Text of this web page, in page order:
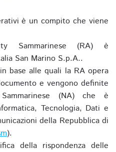
è un compito che viene
Sammarinese (RA) è
San Marino S.p.A..
base alle quali la RA opera
e vengono definite
(NA) che è
Tecnologia, Dati e
della Repubblica di
).
della rispondenza delle